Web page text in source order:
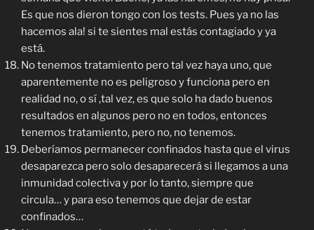
Es que nos dieron tongo con los tests. Pues ya no las
hacemos ala! si te sientes mal estás contagiado y ya
está.
No tenemos tratamiento pero tal vez haya uno, que
aparentemente no es peligroso y funciona pero en
realidad no, o sí ,tal vez, es que solo ha dado buenos
resultados en algunos pero no en todos, entonces
tenemos tratamiento, pero no, no tenemos.
Deberíamos permanecer confinados hasta que el virus
desaparezca pero solo desaparecerá si llegamos a una
inmunidad colectiva y por lo tanto, siempre que
circula… y para eso tenemos que dejar de estar
confinados…